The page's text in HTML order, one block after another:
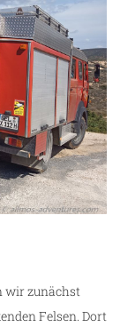
wir zunächst
Felsen. Dort